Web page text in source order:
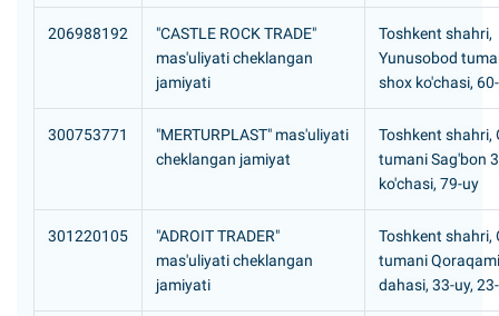
206988192
"CASTLE ROCK TRADE"
mas'uliyati cheklangan
jamiyati
Toshkent shahri,
Yunusobod
shox ko'chasi,
300753771
"MERTURPLAST" mas'uliyati
cheklangan jamiyat
Toshkent shahri,
tumani Sag'bon
ko'chasi, 79-uy
301220105
"ADROIT TRADER"
mas'uliyati cheklangan
jamiyati
Toshkent shahri,
tumani
dahasi, 33-uy,